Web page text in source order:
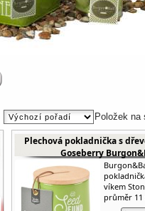
Položek na
Plechová pokladnička s
Goseberry
víkem
průměr 11